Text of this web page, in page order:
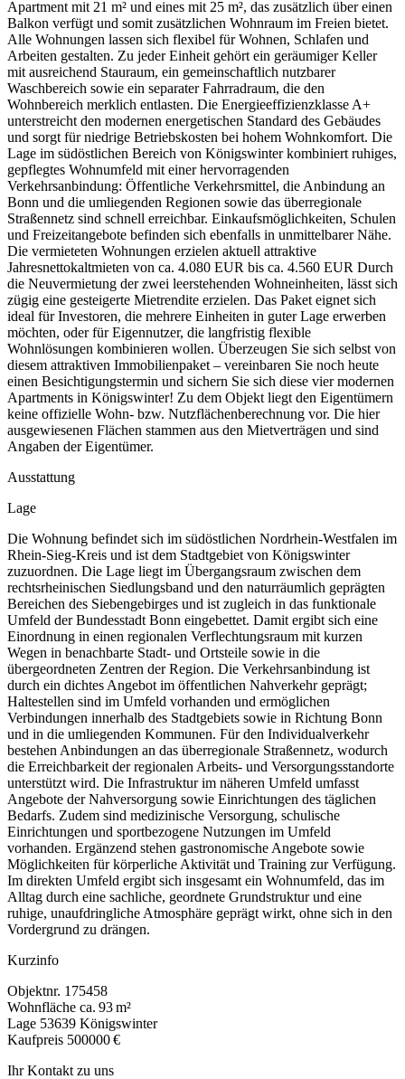
Apartment mit 21 m² und eines mit 25 m², das zusätzlich über einen
Balkon verfügt und somit zusätzlichen Wohnraum im Freien bietet.
Alle Wohnungen lassen sich flexibel für Wohnen, Schlafen und
Arbeiten gestalten. Zu jeder Einheit gehört ein geräumiger Keller
mit ausreichend Stauraum, ein gemeinschaftlich nutzbarer
Waschbereich sowie ein separater Fahrradraum, die den
Wohnbereich merklich entlasten. Die Energieeffizienzklasse A+
unterstreicht den modernen energetischen Standard des Gebäudes
und sorgt für niedrige Betriebskosten bei hohem Wohnkomfort. Die
Lage im südöstlichen Bereich von Königswinter kombiniert ruhiges,
gepflegtes Wohnumfeld mit einer hervorragenden
Verkehrsanbindung: Öffentliche Verkehrsmittel, die Anbindung an
Bonn und die umliegenden Regionen sowie das überregionale
Straßennetz sind schnell erreichbar. Einkaufsmöglichkeiten, Schulen
und Freizeitangebote befinden sich ebenfalls in unmittelbarer Nähe.
Die vermieteten Wohnungen erzielen aktuell attraktive
Jahresnettokaltmieten von ca. 4.080 EUR bis ca. 4.560 EUR Durch
die Neuvermietung der zwei leerstehenden Wohneinheiten, lässt sich
zügig eine gesteigerte Mietrendite erzielen. Das Paket eignet sich
ideal für Investoren, die mehrere Einheiten in guter Lage erwerben
möchten, oder für Eigennutzer, die langfristig flexible
Wohnlösungen kombinieren wollen. Überzeugen Sie sich selbst von
diesem attraktiven Immobilienpaket – vereinbaren Sie noch heute
einen Besichtigungstermin und sichern Sie sich diese vier modernen
Apartments in Königswinter! Zu dem Objekt liegt den Eigentümern
keine offizielle Wohn- bzw. Nutzflächenberechnung vor. Die hier
ausgewiesenen Flächen stammen aus den Mietverträgen und sind
Angaben der Eigentümer.
Ausstattung
Lage
Die Wohnung befindet sich im südöstlichen Nordrhein-Westfalen im
Rhein-Sieg-Kreis und ist dem Stadtgebiet von Königswinter
zuzuordnen. Die Lage liegt im Übergangsraum zwischen dem
rechtsrheinischen Siedlungsband und den naturräumlich geprägten
Bereichen des Siebengebirges und ist zugleich in das funktionale
Umfeld der Bundesstadt Bonn eingebettet. Damit ergibt sich eine
Einordnung in einen regionalen Verflechtungsraum mit kurzen
Wegen in benachbarte Stadt- und Ortsteile sowie in die
übergeordneten Zentren der Region. Die Verkehrsanbindung ist
durch ein dichtes Angebot im öffentlichen Nahverkehr geprägt;
Haltestellen sind im Umfeld vorhanden und ermöglichen
Verbindungen innerhalb des Stadtgebiets sowie in Richtung Bonn
und in die umliegenden Kommunen. Für den Individualverkehr
bestehen Anbindungen an das überregionale Straßennetz, wodurch
die Erreichbarkeit der regionalen Arbeits- und Versorgungsstandorte
unterstützt wird. Die Infrastruktur im näheren Umfeld umfasst
Angebote der Nahversorgung sowie Einrichtungen des täglichen
Bedarfs. Zudem sind medizinische Versorgung, schulische
Einrichtungen und sportbezogene Nutzungen im Umfeld
vorhanden. Ergänzend stehen gastronomische Angebote sowie
Möglichkeiten für körperliche Aktivität und Training zur Verfügung.
Im direkten Umfeld ergibt sich insgesamt ein Wohnumfeld, das im
Alltag durch eine sachliche, geordnete Grundstruktur und eine
ruhige, unaufdringliche Atmosphäre geprägt wirkt, ohne sich in den
Vordergrund zu drängen.
Kurzinfo
Objektnr. 175458
Wohnfläche ca. 93 m²
Lage 53639 Königswinter
Kaufpreis 500000 €
Ihr Kontakt zu uns